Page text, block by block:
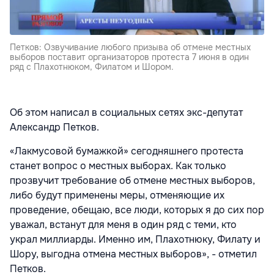
Петков: Озвучивание любого призыва об отмене местных
выборов поставит организаторов протеста 7 июня в один
ряд с Плахотнюком, Филатом и Шором.
Об этом написал в социальных сетях экс-депутат
Александр Петков.
«Лакмусовой бумажкой» сегодняшнего протеста
станет вопрос о местных выборах. Как только
прозвучит требование об отмене местных выборов,
либо будут применены меры, отменяющие их
проведение, обещаю, все люди, которых я до сих пор
уважал, встанут для меня в один ряд с теми, кто
украл миллиарды. Именно им, Плахотнюку, Филату и
Шору, выгодна отмена местных выборов», - отметил
Петков.